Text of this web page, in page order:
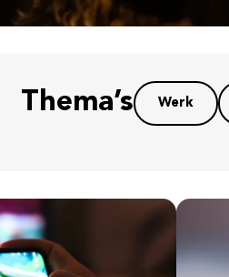
Thema’s Werk